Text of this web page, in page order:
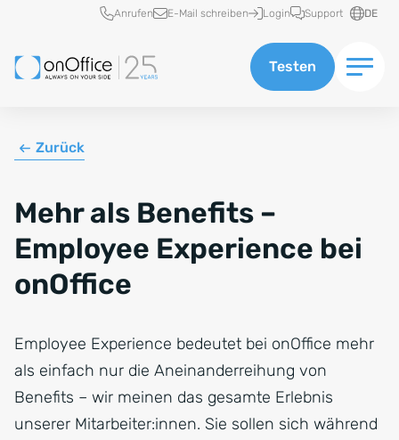
Schnellzugriff
Anrufen E-Mail schreiben Login Support DE
Testen
Zurück
Mehr als Benefits –
Employee Experience bei
onOffice
Employee Experience bedeutet bei onOffice mehr
als einfach nur die Aneinanderreihung von
Benefits – wir meinen das gesamte Erlebnis
unserer Mitarbeiter:innen. Sie sollen sich während